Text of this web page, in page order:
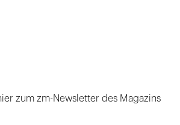
zum zm-Newsletter des Magazins